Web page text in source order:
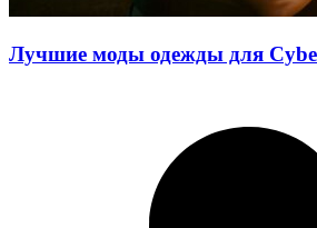
Лучшие моды одежды для